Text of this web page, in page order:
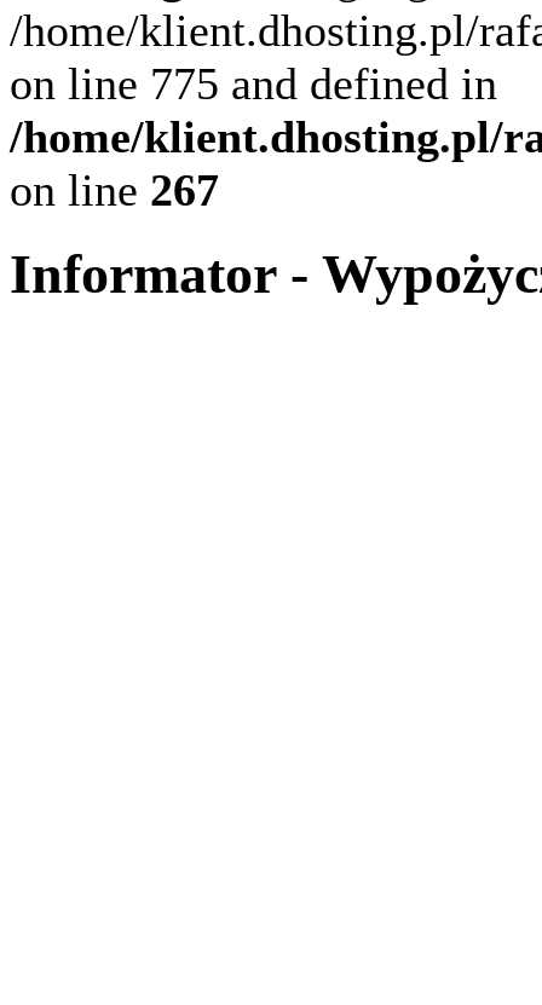
/home/klient.dhosting.pl/
on line 775 and defined in
/home/klient.dhosting.pl/
on line 267
Informator -